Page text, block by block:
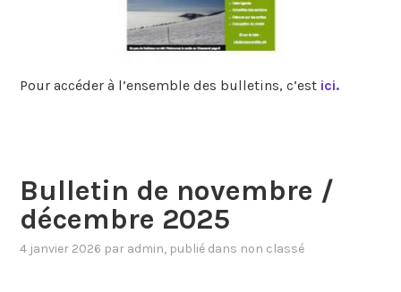
Pour accéder à l’ensemble des bulletins, c’est ici.
Bulletin de novembre /
décembre 2025
4 janvier 2026 par admin, publié dans non classé